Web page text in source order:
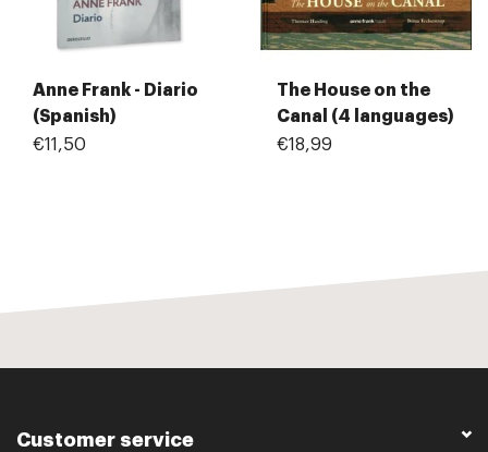
Anne Frank - Diario
(Spanish)
€11,50
The House on the
Canal (4 languages)
€18,99
Customer service